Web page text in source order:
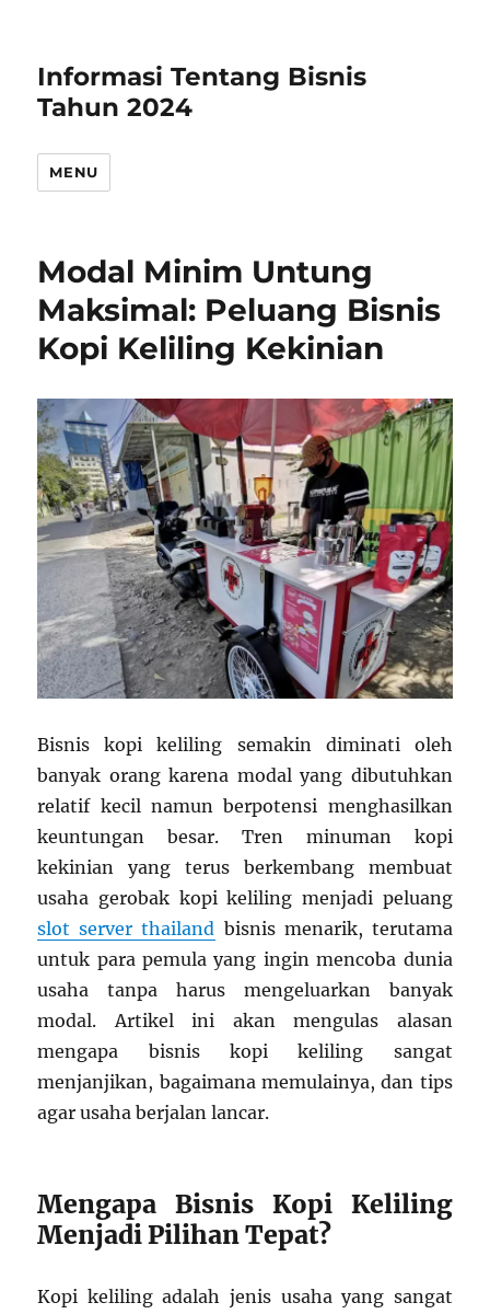
Informasi Tentang Bisnis
Tahun 2024
MENU
Modal Minim Untung
Maksimal: Peluang Bisnis
Kopi Keliling Kekinian
Bisnis kopi keliling semakin diminati oleh
banyak orang karena modal yang dibutuhkan
relatif kecil namun berpotensi menghasilkan
keuntungan besar. Tren minuman kopi
kekinian yang terus berkembang membuat
usaha gerobak kopi keliling menjadi peluang
slot server thailand bisnis menarik, terutama
untuk para pemula yang ingin mencoba dunia
usaha tanpa harus mengeluarkan banyak
modal. Artikel ini akan mengulas alasan
mengapa bisnis kopi keliling sangat
menjanjikan, bagaimana memulainya, dan tips
agar usaha berjalan lancar.
Mengapa Bisnis Kopi Keliling
Menjadi Pilihan Tepat?
Kopi keliling adalah jenis usaha yang sangat